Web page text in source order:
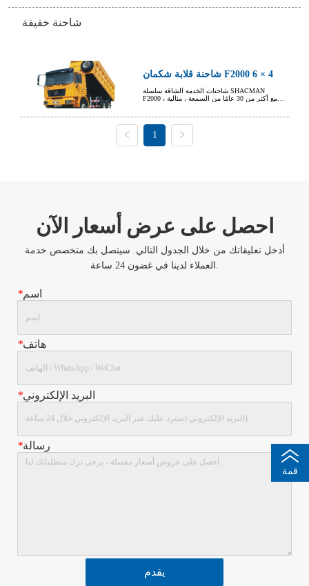
شاحنة خفيفة
شاحنة قلابة شكمان F2000 6 × 4
شاحنات الخدمة الشاقة سلسلة SHACMAN
F2000 ، مع أكثر من 30 عامًا من السمعة ، مثالية
1
احصل على عرض أسعار الآن
أدخل تعليقاتك من خلال الجدول التالي. سيتصل بك متخصص خدمة
العملاء لدينا في غضون 24 ساعة.
*اسم
*هاتف
*البريد الإلكتروني
*رسالة
يقدم
قمة